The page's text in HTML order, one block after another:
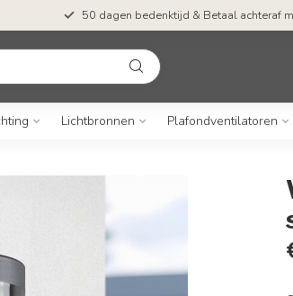
50 dagen bedenktijd & Betaal achteraf
Lichtbronnen Plafondventilatoren